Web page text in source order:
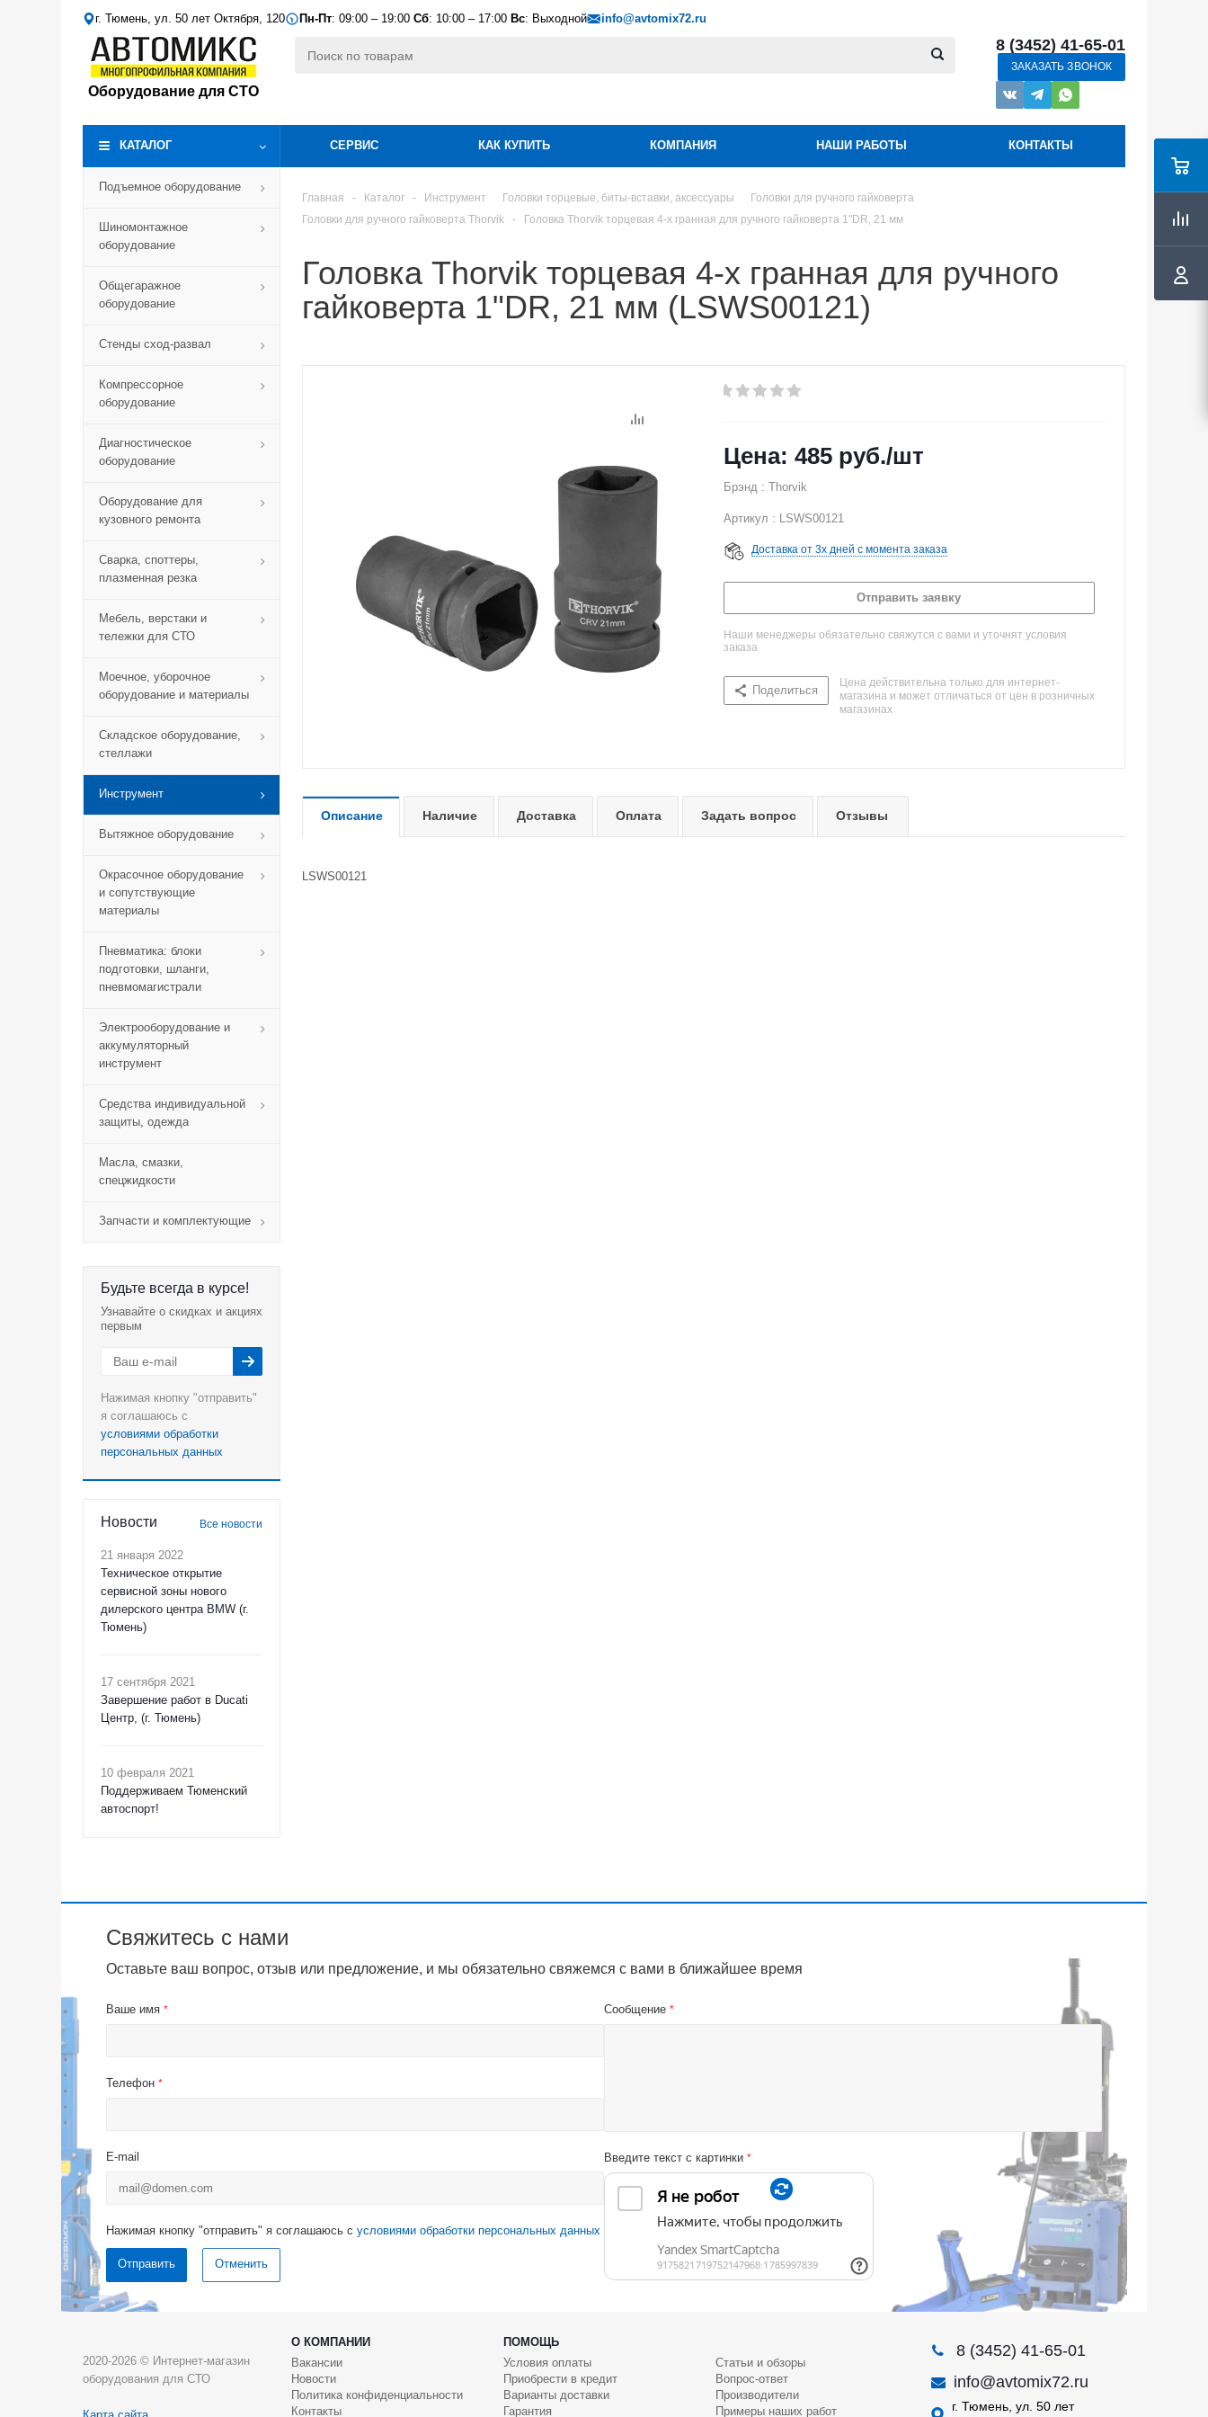
г. Тюмень, ул. 50 лет Октября, 120 Пн-Пт: 09:00 – 19:00 Сб: 10:00 – 17:00 Вс: Выходной info@avtomix72.ru
Оборудование для СТО
8 (3452) 41-65-01
ЗАКАЗАТЬ ЗВОНОК
КАТАЛОГ СЕРВИС КАК КУПИТЬ КОМПАНИЯ НАШИ РАБОТЫ КОНТАКТЫ
Подъемное оборудование
Шиномонтажное
оборудование
Общегаражное
оборудование
Стенды сход-развал
Компрессорное
оборудование
Диагностическое
оборудование
Оборудование для
кузовного ремонта
Сварка, споттеры,
плазменная резка
Мебель, верстаки и
тележки для СТО
Моечное, уборочное
оборудование и материалы
Складское оборудование,
стеллажи
Инструмент
Вытяжное оборудование
Окрасочное оборудование
и сопутствующие
материалы
Пневматика: блоки
подготовки, шланги,
пневмомагистрали
Электрооборудование и
аккумуляторный
инструмент
Средства индивидуальной
защиты, одежда
Масла, смазки,
спецжидкости
Запчасти и комплектующие
Будьте всегда в курсе!
Узнавайте о скидках и акциях
первым
Нажимая кнопку "отправить"
я соглашаюсь с
условиями обработки
персональных данных
Новости Все новости
21 января 2022
Техническое открытие
сервисной зоны нового
дилерского центра BMW (г.
Тюмень)
17 сентября 2021
Завершение работ в Ducati
Центр, (г. Тюмень)
10 февраля 2021
Поддерживаем Тюменский
автоспорт!
Главная - Каталог - Инструмент Головки торцевые, биты-вставки, аксессуары
Головки для ручного гайковерта
Головки для ручного гайковерта Thorvik
- Головка Thorvik торцевая 4-х гранная для ручного гайковерта 1"DR, 21 мм
Головка Thorvik торцевая 4-х гранная для ручного
гайковерта 1"DR, 21 мм (LSWS00121)
485 руб./шт
Брэнд : Thorvik
Артикул : LSWS00121
Доставка от 3х дней с момента заказа
Отправить заявку
Наши менеджеры обязательно свяжутся с вами и уточнят условия
заказа
Поделиться
Цена действительна только для интернет-
магазина и может отличаться от цен в розничных
магазинах
Описание Наличие Доставка Оплата Задать вопрос Отзывы
LSWS00121
Свяжитесь с нами
Оставьте ваш вопрос, отзыв или предложение, и мы обязательно свяжемся с вами в ближайшее время
Ваше имя *
Телефон *
E-mail
Сообщение *
Введите текст с картинки *
Нажимая кнопку "отправить" я соглашаюсь с условиями обработки персональных данных
Отменить
2020-2026 © Интернет-магазин
оборудования для СТО
О КОМПАНИИ
ПОМОЩЬ
Вакансии
Новости
Политика конфиденциальности
Контакты
Условия оплаты
Приобрести в кредит
Варианты доставки
Гарантия
Статьи и обзоры
Вопрос-ответ
Производители
Примеры наших работ
8 (3452) 41-65-01
info@avtomix72.ru
г. Тюмень, ул. 50 лет